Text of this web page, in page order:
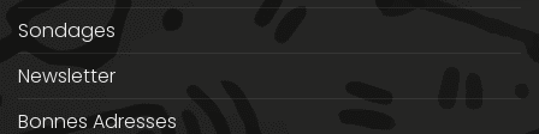
Sondages
Newsletter
Bonnes Adresses